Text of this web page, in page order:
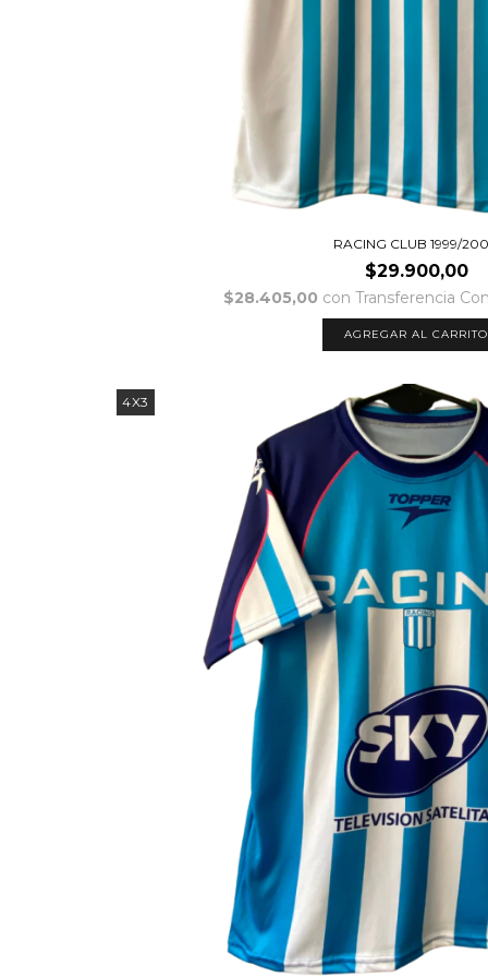
RACING CLUB 1999/
$29.900,00
$28.405,00 con Transferencia
AGREGAR AL CARRITO
4X3